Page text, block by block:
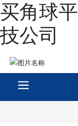
买角球
技公司